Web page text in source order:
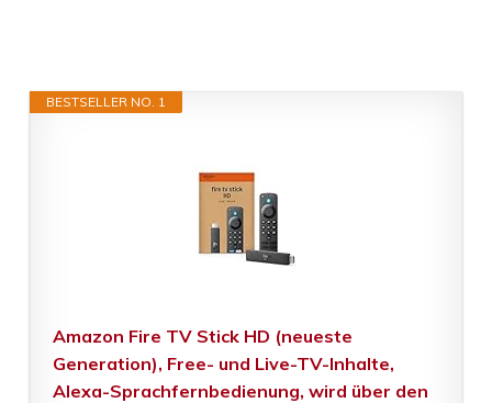
BESTSELLER NO. 1
Amazon Fire TV Stick HD (neueste
Generation), Free- und Live-TV-Inhalte,
Alexa-Sprachfernbedienung, wird über den